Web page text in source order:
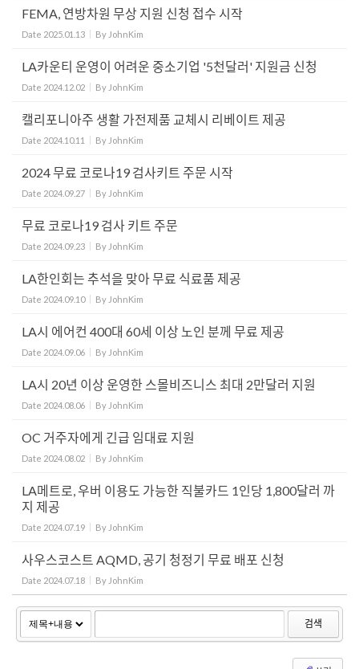
FEMA, 연방차원 무상 지원 신청 접수 시작
Date 2025.01.13 By JohnKim
LA카운티 운영이 어려운 중소기업 '5천달러' 지원금 신청
Date 2024.12.02 By JohnKim
캘리포니아주 생활 가전제품 교체시 리베이트 제공
Date 2024.10.11 By JohnKim
2024 무료 코로나19 검사키트 주문 시작
Date 2024.09.27 By JohnKim
무료 코로나19 검사 키트 주문
Date 2024.09.23 By JohnKim
LA한인회는 추석을 맞아 무료 식료품 제공
Date 2024.09.10 By JohnKim
LA시 에어컨 400대 60세 이상 노인 분께 무료 제공
Date 2024.09.06 By JohnKim
LA시 20년 이상 운영한 스몰비즈니스 최대 2만달러 지원
Date 2024.08.06 By JohnKim
OC 거주자에게 긴급 임대료 지원
Date 2024.08.02 By JohnKim
LA메트로, 우버 이용도 가능한 직불카드 1인당 1,800달러 까
지 제공
Date 2024.07.19 By JohnKim
사우스코스트 AQMD, 공기 청정기 무료 배포 신청
Date 2024.07.18 By JohnKim
검색